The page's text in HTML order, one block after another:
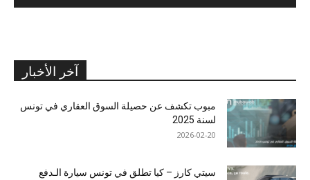
آخر الأخبار
مبوب تكشف عن حصيلة السوق العقاري في تونس
لسنة 2025
2026-02-20
سيتي كارز – كيا تطلق في تونس سيارة الـدفع